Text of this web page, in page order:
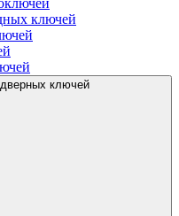
ключей
дверных ключей